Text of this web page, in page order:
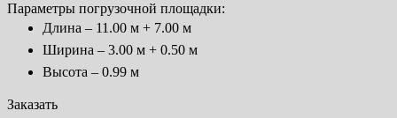
Параметры погрузочной площадки:
Длина – 11.00 м + 7.00 м
Ширина – 3.00 м + 0.50 м
Высота – 0.99 м
Заказать